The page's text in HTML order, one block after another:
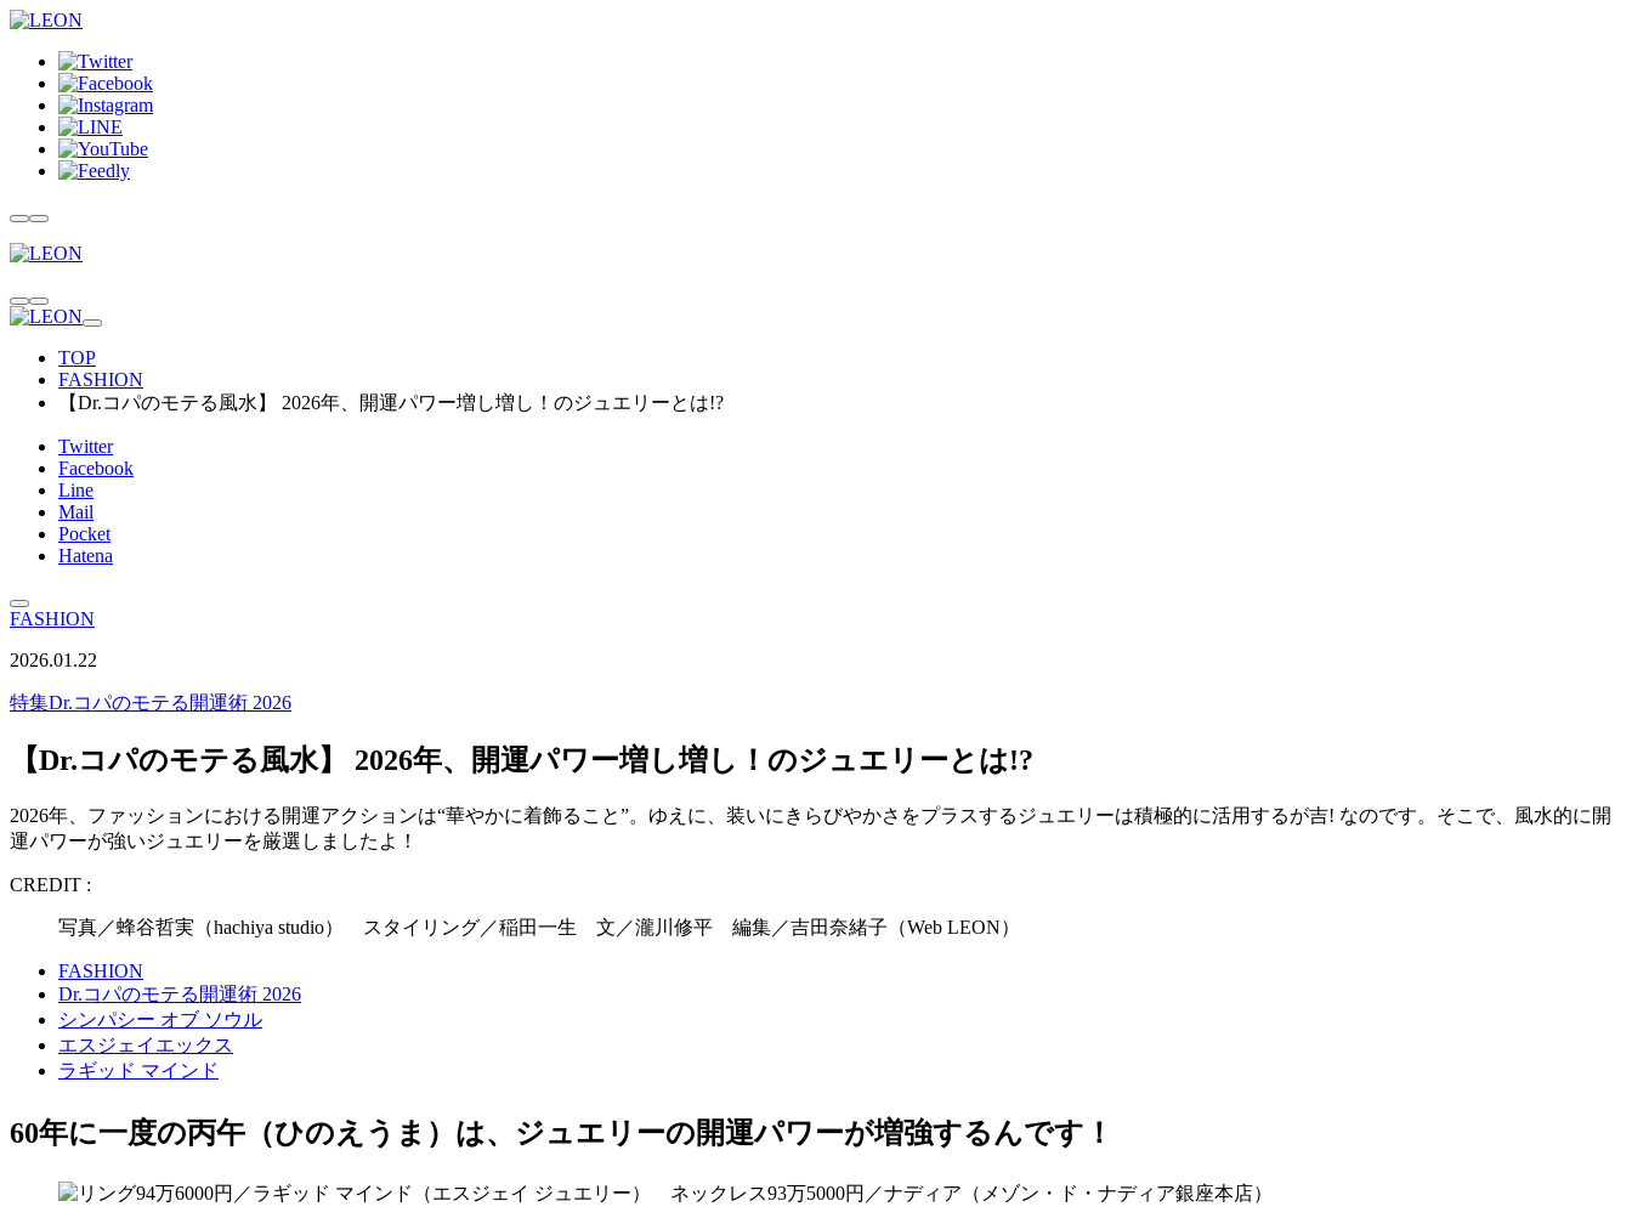
TOP
FASHION
【Dr.コパのモテる風水】 2026年、開運パワー増し増し！のジュエリーとは!?
Twitter
Facebook
Line
Mail
Pocket
Hatena
FASHION
2026.01.22
特集Dr.コパのモテる開運術 2026
【Dr.コパのモテる風水】 2026年、開運パワー増し増し！のジュエリーとは!?
2026年、ファッションにおける開運アクションは“華やかに着飾ること”。ゆえに、装いにきらびやかさをプラスするジュエリーは積極的に活用するが吉! なのです。そこで、風水的に開
運パワーが強いジュエリーを厳選しましたよ！
CREDIT :
写真／蜂谷哲実（hachiya studio） スタイリング／稲田一生 文／瀧川修平 編集／吉田奈緒子（Web LEON）
FASHION
Dr.コパのモテる開運術 2026
シンパシー オブ ソウル
エスジェイエックス
ラギッド マインド
60年に一度の丙午（ひのえうま）は、ジュエリーの開運パワーが増強するんです！